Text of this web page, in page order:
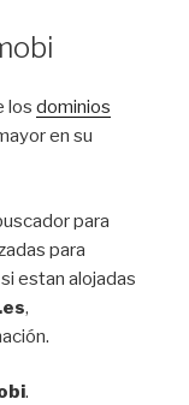
los dominios
en su
para
para
estan alojadas
,
.